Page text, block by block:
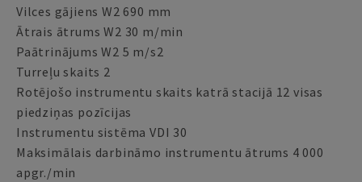
Vilces gājiens W2 690 mm
Ātrais ātrums W2 30 m/min
Paātrinājums W2 5 m/s2
Turreļu skaits 2
Rotējošo instrumentu skaits katrā stacijā 12 visas
piedziņas pozīcijas
Instrumentu sistēma VDI 30
Maksimālais darbināmo instrumentu ātrums 4 000
apgr./min